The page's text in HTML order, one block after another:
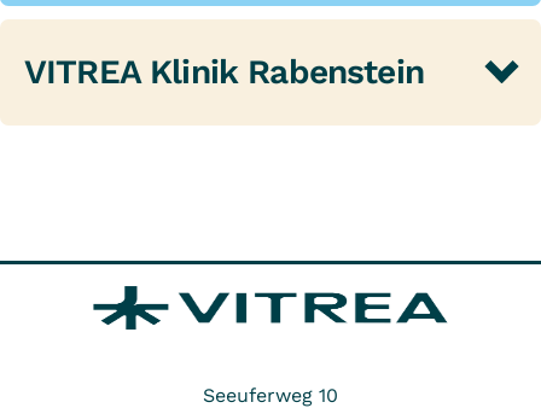
VITREA Klinik Rabenstein
Seeuferweg 10